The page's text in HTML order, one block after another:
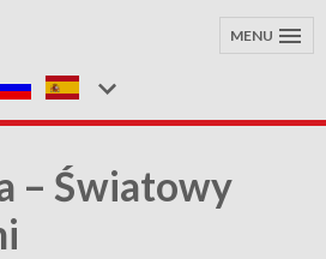
MENU
– Światowy